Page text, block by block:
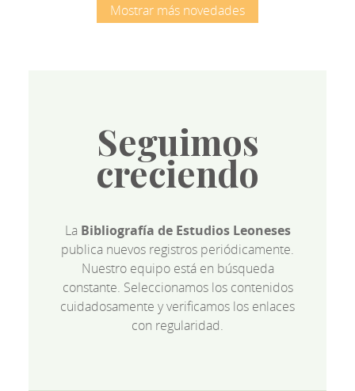
Mostrar más novedades
Seguimos
creciendo
La Bibliografía de Estudios Leoneses
publica nuevos registros periódicamente.
Nuestro equipo está en búsqueda
constante. Seleccionamos los contenidos
cuidadosamente y verificamos los enlaces
con regularidad.